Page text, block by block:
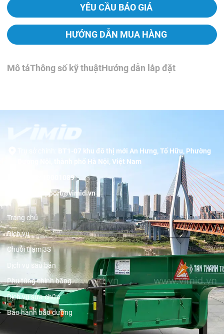
YÊU CẦU BÁO GIÁ
HƯỚNG DẪN MUA HÀNG
Mô tảThông số kỹ thuậtHướng dẫn lắp đặt
BT1-07 khu đô thị mới An Hưng, Tố Hữu, Phường
Dương Nội, thành phố Hà Nội, Việt Nam
19001089
support@vimid.vn
Trang chủ
Dịch vụ
Chuỗi trạm 3S
Dịch vụ sau bán
Phụ tùng chính hãng
Dịch vụ sửa chữa
Bảo hành bảo dưỡng